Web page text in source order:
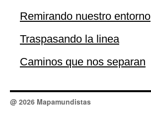
Remirando nuestro entorno
Traspasando la linea
Caminos que nos separan
@ 2026 Mapamundistas